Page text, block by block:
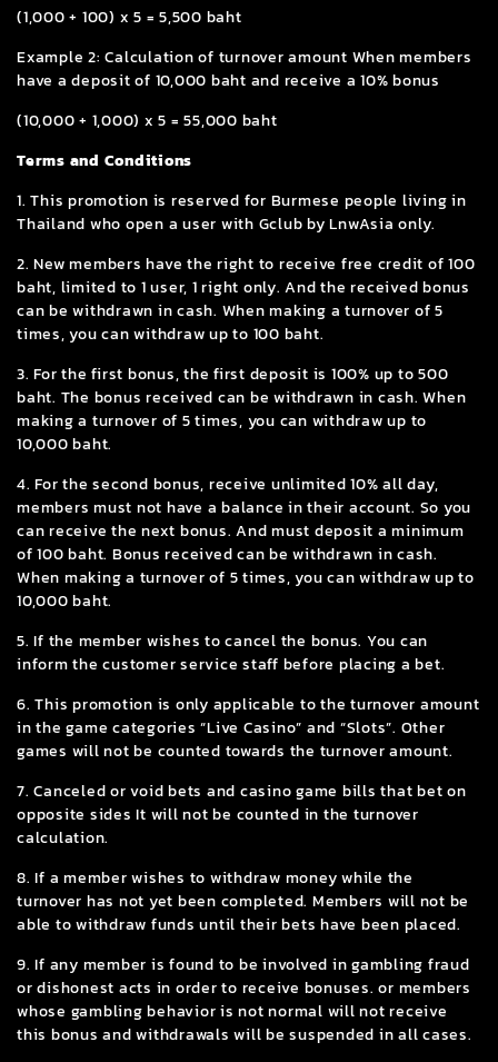
(1,000 + 100) x 5 = 5,500 baht
Example 2: Calculation of turnover amount When members
have a deposit of 10,000 baht and receive a 10% bonus
(10,000 + 1,000) x 5 = 55,000 baht
Terms and Conditions
1. This promotion is reserved for Burmese people living in
Thailand who open a user with Gclub by LnwAsia only.
2. New members have the right to receive free credit of 100
baht, limited to 1 user, 1 right only. And the received bonus
can be withdrawn in cash. When making a turnover of 5
times, you can withdraw up to 100 baht.
3. For the first bonus, the first deposit is 100% up to 500
baht. The bonus received can be withdrawn in cash. When
making a turnover of 5 times, you can withdraw up to
10,000 baht.
4. For the second bonus, receive unlimited 10% all day,
members must not have a balance in their account. So you
can receive the next bonus. And must deposit a minimum
of 100 baht. Bonus received can be withdrawn in cash.
When making a turnover of 5 times, you can withdraw up to
10,000 baht.
5. If the member wishes to cancel the bonus. You can
inform the customer service staff before placing a bet.
6. This promotion is only applicable to the turnover amount
in the game categories “Live Casino” and “Slots”. Other
games will not be counted towards the turnover amount.
7. Canceled or void bets and casino game bills that bet on
opposite sides It will not be counted in the turnover
calculation.
8. If a member wishes to withdraw money while the
turnover has not yet been completed. Members will not be
able to withdraw funds until their bets have been placed.
9. If any member is found to be involved in gambling fraud
or dishonest acts in order to receive bonuses. or members
whose gambling behavior is not normal will not receive
this bonus and withdrawals will be suspended in all cases.